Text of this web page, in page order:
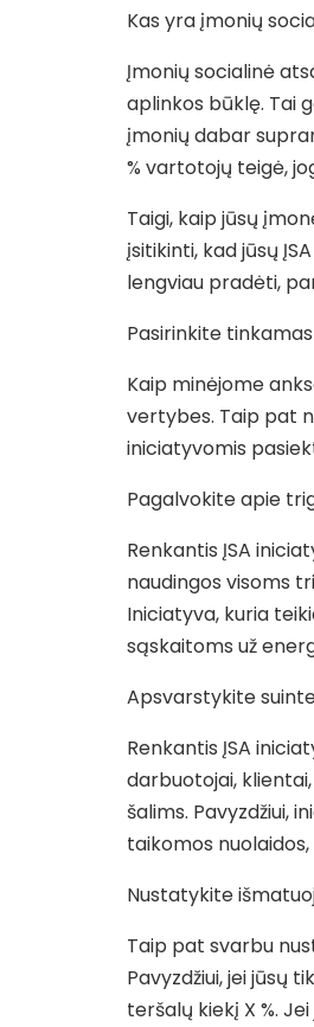
Kas yra įmonių
Įmonių socialinė
aplinkos būklę. Tai
įmonių dabar
% vartotojų teigė,
Taigi, kaip jūsų
įsitikinti, kad jūsų
lengviau pradėti,
Pasirinkite
Kaip minėjome
vertybes. Taip pat
iniciatyvomis
Pagalvokite apie
Renkantis ĮSA
naudingos visoms
Iniciatyva, kuria
sąskaitoms už
Apsvarstykite
Renkantis ĮSA
darbuotojai,
šalims. Pavyzdžiui,
taikomos
Nustatykite
Taip pat svarbu
Pavyzdžiui, jei jūsų
teršalų kiekį X %.